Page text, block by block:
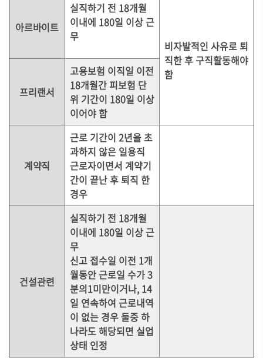
아르바이트
실직하기 전 18개월
이내에 180일 이상 근
무
비자발적인 사유로 퇴
직한 후 구직활동해야
함
프리랜서
고용보험 이직일 이전
18개월간 피보험 단
위 기간이 180일 이상
이어야 함
계약직
근로 기간이 2년을 초
과하지 않은 일용직
근로자이면서 계약기
간이 끝난 후 퇴직 한
경우
건설관련
실직하기 전 18개월
이내에 180일 이상 근
무
신고 접수일 이전 1개
월동안 근로일 수가 3
분의1미만이거나, 14
일 연속하여 근로내역
이 없는 경우 둘중 하
나라도 해당되면 실업
상태 인정